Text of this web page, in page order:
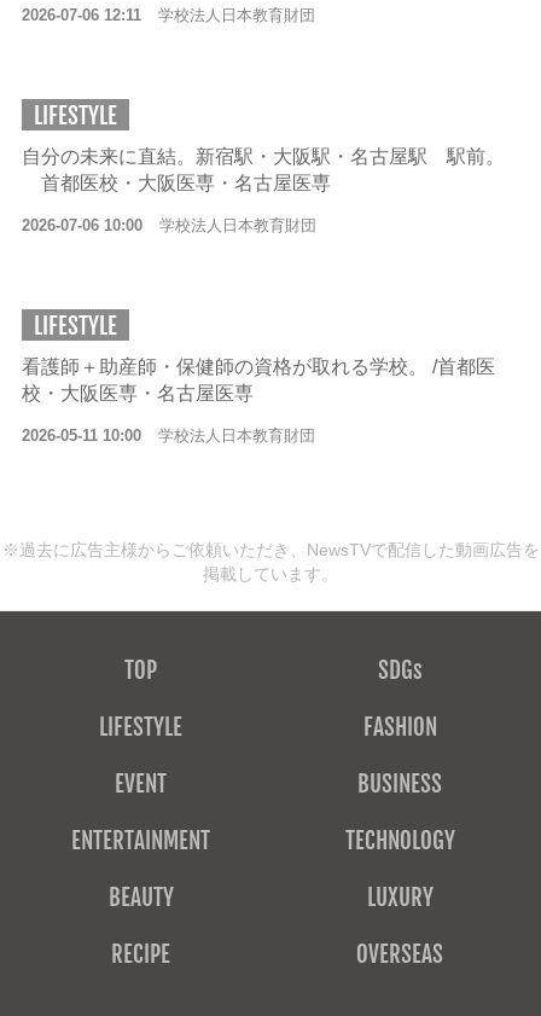
2026-07-06 12:11 学校法人日本教育財団
LIFESTYLE
自分の未来に直結。新宿駅・大阪駅・名古屋駅 駅前。
首都医校・大阪医専・名古屋医専
2026-07-06 10:00 学校法人日本教育財団
LIFESTYLE
看護師＋助産師・保健師の資格が取れる学校。 /首都医
校・大阪医専・名古屋医専
2026-05-11 10:00 学校法人日本教育財団
※過去に広告主様からご依頼いただき、NewsTVで配信した動画広告を
掲載しています。
TOP
SDGs
LIFESTYLE
FASHION
EVENT
BUSINESS
ENTERTAINMENT
TECHNOLOGY
BEAUTY
LUXURY
RECIPE
OVERSEAS